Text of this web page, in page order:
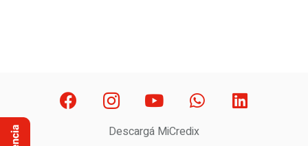
Descargá MiCredix